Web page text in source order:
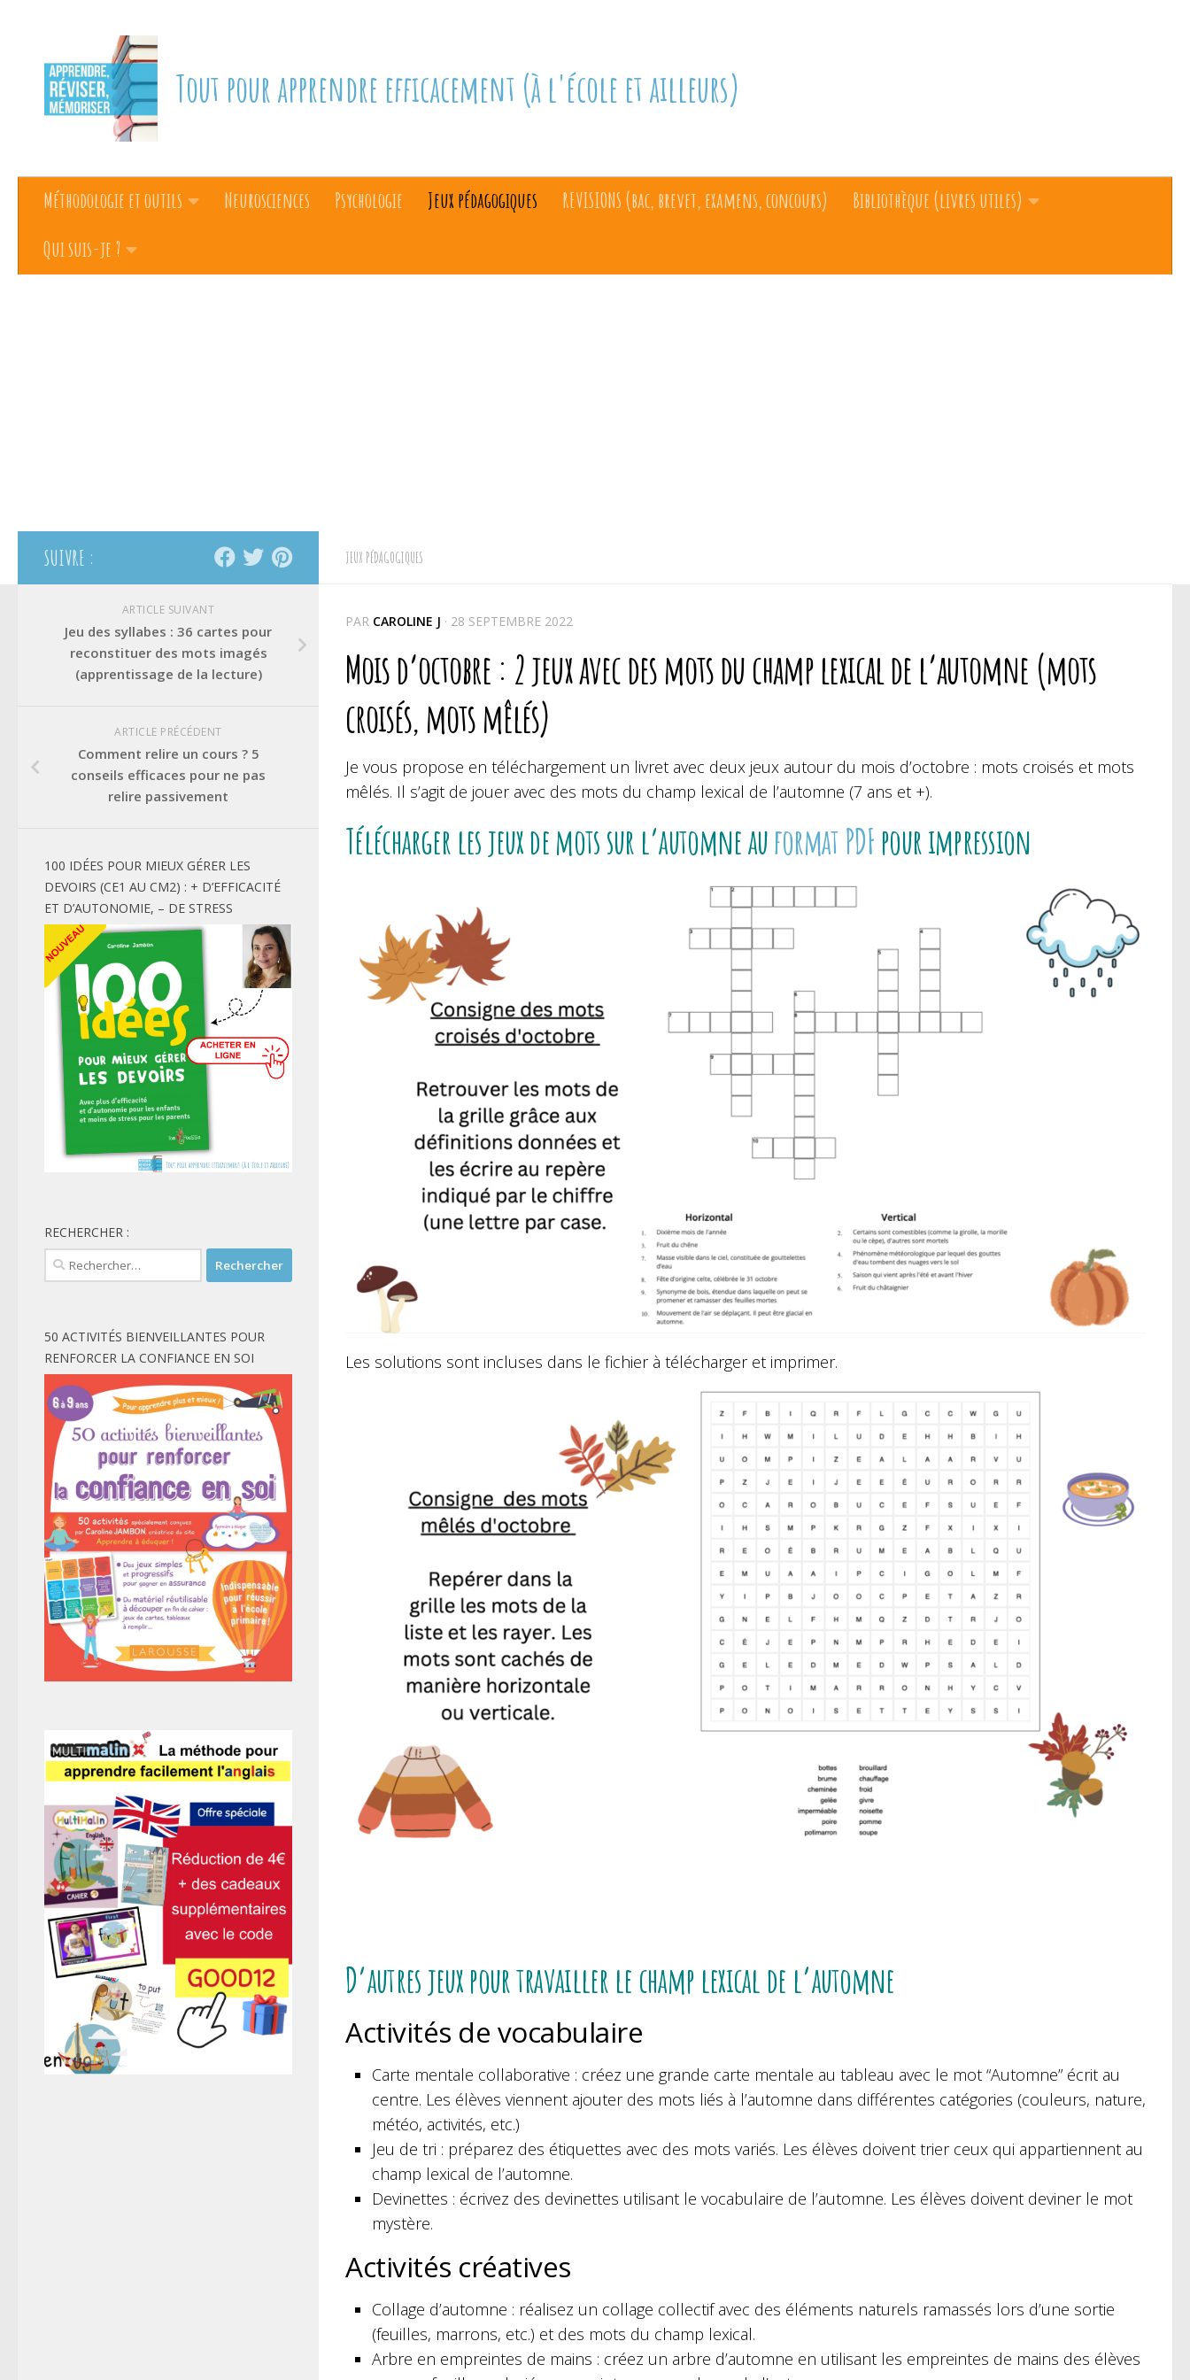
Tout pour apprendre efficacement (à l'école et ailleurs)
Méthodologie et outils Neurosciences Psychologie Jeux pédagogiques REVISIONS (bac, brevet, examens, concours)
Bibliothèque (livres utiles)
Qui suis-je ?
JEUX PÉDAGOGIQUES
PAR CAROLINE J · 28 SEPTEMBRE 2022
Mois d’octobre : 2 jeux avec des mots du champ lexical de l’automne (mots
croisés, mots mêlés)
Je vous propose en téléchargement un livret avec deux jeux autour du mois d’octobre : mots croisés et mots
mêlés. Il s’agit de jouer avec des mots du champ lexical de l’automne (7 ans et +).
Télécharger les jeux de mots sur l’automne auformat PDFpour impression
Les solutions sont incluses dans le fichier à télécharger et imprimer.
D’autres jeux pour travailler le champ lexical de l’automne
Activités de vocabulaire
Carte mentale collaborative : créez une grande carte mentale au tableau avec le mot “Automne” écrit au
centre. Les élèves viennent ajouter des mots liés à l’automne dans différentes catégories (couleurs, nature,
météo, activités, etc.)
Jeu de tri : préparez des étiquettes avec des mots variés. Les élèves doivent trier ceux qui appartiennent au
champ lexical de l’automne.
Devinettes : écrivez des devinettes utilisant le vocabulaire de l’automne. Les élèves doivent deviner le mot
mystère.
Activités créatives
Collage d’automne : réalisez un collage collectif avec des éléments naturels ramassés lors d’une sortie
(feuilles, marrons, etc.) et des mots du champ lexical.
Arbre en empreintes de mains : créez un arbre d’automne en utilisant les empreintes de mains des élèves
SUIVRE :
ARTICLE SUIVANT
Jeu des syllabes : 36 cartes pour
reconstituer des mots imagés
(apprentissage de la lecture)
ARTICLE PRÉCÉDENT
Comment relire un cours ? 5
conseils efficaces pour ne pas
relire passivement
100 IDÉES POUR MIEUX GÉRER LES
DEVOIRS (CE1 AU CM2) : + D’EFFICACITÉ
ET D’AUTONOMIE, – DE STRESS
RECHERCHER :
Rechercher :
50 ACTIVITÉS BIENVEILLANTES POUR
RENFORCER LA CONFIANCE EN SOI